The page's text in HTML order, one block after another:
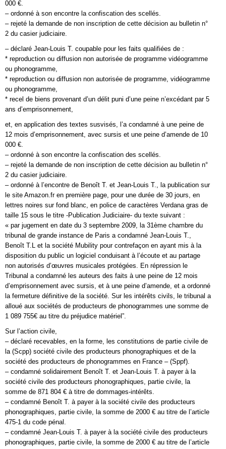
000 €.
– ordonné à son encontre la confiscation des scellés.
– rejeté la demande de non inscription de cette décision au bulletin n°
2 du casier judiciaire.
– déclaré Jean-Louis T. coupable pour les faits qualifiées de :
* reproduction ou diffusion non autorisée de programme vidéogramme
ou phonogramme,
* reproduction ou diffusion non autorisée de programme, vidéogramme
ou phonogramme,
* recel de biens provenant d’un délit puni d’une peine n’excédant par 5
ans d’emprisonnement,
et, en application des textes susvisés, l’a condamné à une peine de
12 mois d’emprisonnement, avec sursis et une peine d’amende de 10
000 €.
– ordonné à son encontre la confiscation des scellés.
– rejeté la demande de non inscription de cette décision au bulletin n°
2 du casier judiciaire.
– ordonné à l’encontre de Benoît T. et Jean-Louis T., la publication sur
le site Amazon.fr en première page, pour une durée de 30 jours, en
lettres noires sur fond blanc, en police de caractères Verdana gras de
taille 15 sous le titre -Publication Judiciaire- du texte suivant :
« par jugement en date du 3 septembre 2009, la 31ème chambre du
tribunal de grande instance de Paris a condamné Jean-Louis T.,
Benoît T.L et la société Mubility pour contrefaçon en ayant mis à la
disposition du public un logiciel conduisant à l’écoute et au partage
non autorisés d’œuvres musicales protégées. En répression le
Tribunal a condamné les auteurs des faits à une peine de 12 mois
d’emprisonnement avec sursis, et à une peine d’amende, et a ordonné
la fermeture définitive de la société. Sur les intérêts civils, le tribunal a
alloué aux sociétés de producteurs de phonogrammes une somme de
1 089 755€ au titre du préjudice matériel”.
Sur l’action civile,
– déclaré recevables, en la forme, les constitutions de partie civile de
la (Scpp) société civile des producteurs phonographiques et de la
société des producteurs de phonogrammes en France – (Sppf).
– condamné solidairement Benoît T. et Jean-Louis T. à payer à la
société civile des producteurs phonographiques, partie civile, la
somme de 871 804 € à titre de dommages-intérêts.
– condamné Benoît T. à payer à la société civile des producteurs
phonographiques, partie civile, la somme de 2000 € au titre de l’article
475-1 du code pénal.
– condamné Jean-Louis T. à payer à la société civile des producteurs
phonographiques, partie civile, la somme de 2000 € au titre de l’article